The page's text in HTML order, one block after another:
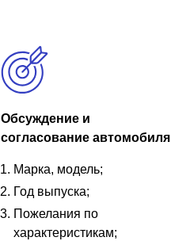
Обсуждение и
согласование автомобиля
Марка, модель;
Год выпуска;
Пожелания по
характеристикам;